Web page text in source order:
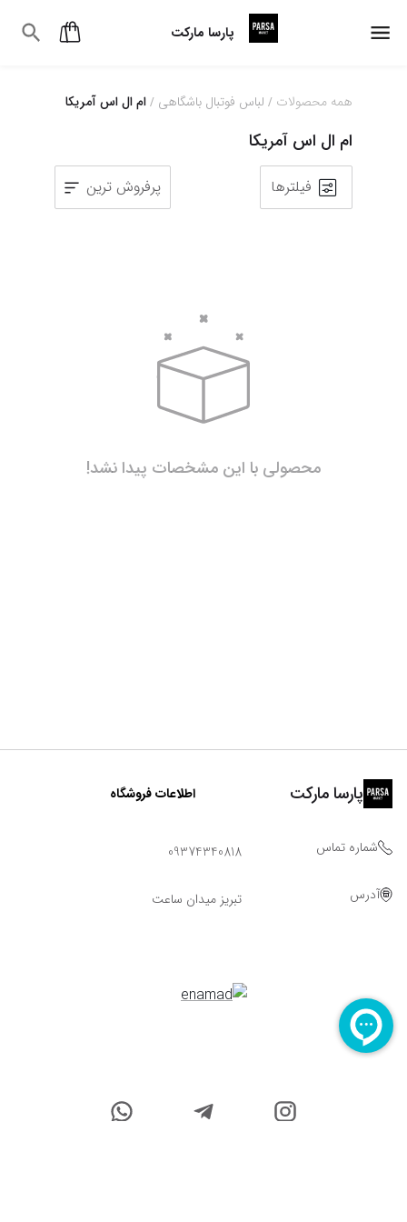
پارسا مارکت
همه محصولات / لباس فوتبال باشگاهی / ام ال اس آمریکا
ام ال اس آمریکا
فیلترها پرفروش ترین
محصولی با این مشخصات پیدا نشد!
پارسا مارکت اطلاعات فروشگاه
شماره تماس 09374340818
آدرس تبریز میدان ساعت